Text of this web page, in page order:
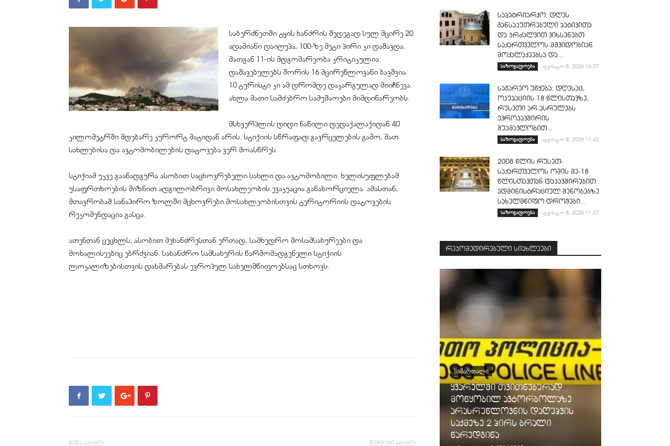
საბერძნეთში ტყის ხანძრის შედეგად სულ მცირე 20
ადამიანი დაიღუპა, 100-ზე მეტი პირი კი დაშავდა.
მათგან 11-ის მდგომარეობა კრიტიკულია.
დაშავებულებს შორის 16 მცირეწლოვანი ბავშვია.
10 ტურისტი კი ამ დრომდე დაკარგულად მიიჩნევა.
ახლა მათი სამძებრო სამუშაოები მიმდინარეობს.
მსხვერპლის დიდი ნაწილი დედაქალაქიდან 40
კილომეტრში მდებარე კურორტ მატიდან არის. სტიქიის სწრაფად გავრცელების გამო, მათ
სახლებისა და ავტომობილების დატოვება ვერ მოასწრეს.
სტიქიამ უკვე გაანადგურა ასობით საცხოვრებელი სახლი და ავტომობილი. ხელისუფლებამ
უსაფრთხოების მიზნით ადგილობრივი მოსახლეობის ევაკუაცია განახორციელა. ამასთან,
მთავრობამ სანაპირო ზოლში მცხოვრები მოსახლეობისთვის ტერიტორიის დატოვების
რეკომენდაცია გასცა.
ათენთან ცეცხლს, ასობით მეხანძრესთან ერთად, სამხედრო მოსამსახურეები და
მოხალისეებიც ებრძვიან. სახანძრო სამსახურის წარმომადგენელი სტიქიის
ლოკალიზებისთვის დახმარებას ევროპულ სახელმწიფოებსაც სთხოვს.
წინა სტატია შემდეგი სტატია
საპატრიარქო: დღეს
განსაკუთრებული პატივითა
და კრძალვით ვიხსენებთ
საქართველოს მშვიდობიან
მოქალაქეებსა და...
საზოგადოება აგვისტო 8, 2026 16:37
საგარეო უწყება: დღესაც,
ოკუპაციის 18 წლისთავზე,
რუსეთი არ ასრულებს
ევროკავშირის
შუამავლობით...
საზოგადოება აგვისტო 8, 2026 11:42
2008 წლის რუსეთ-
საქართველოს ომის მე-18
წლისთავთან დაკავშირებით
ადმინისტრაციულ შენობებზე
სახელმწიფო დროშები...
საზოგადოება აგვისტო 8, 2026 11:37
რეკომედირებული სიახლეები
ᲡᲐᲛᲐᲠᲗᲐᲚᲘ
ყვარელში თვითნებურად
მოწყობილ ავტორბოლაზე
არასრუწლოვნის დაღუპვის
საქმეზე 2 პირს ბრალი
წარედგინა